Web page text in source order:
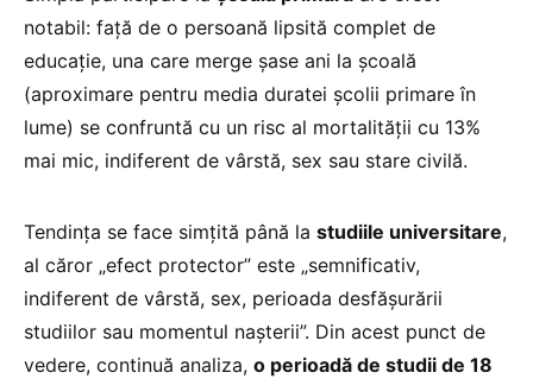
notabil: față de o persoană lipsită complet de
educație, una care merge șase ani la școală
(aproximare pentru media duratei școlii primare în
lume) se confruntă cu un risc al mortalității cu 13%
mai mic, indiferent de vârstă, sex sau stare civilă.
Tendința se face simțită până la studiile universitare,
al căror „efect protector” este „semnificativ,
indiferent de vârstă, sex, perioada desfășurării
studiilor sau momentul nașterii”. Din acest punct de
vedere, continuă analiza, o perioadă de studii de 18